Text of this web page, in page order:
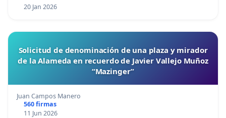
20 Jan 2026
Solicitud de denominación de una plaza y mirador
de la Alameda en recuerdo de Javier Vallejo Muñoz
“Mazinger”
Juan Campos Manero
560 firmas
11 Jun 2026